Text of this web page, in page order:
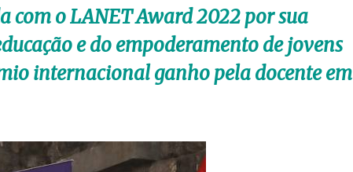
com o LANET Award 2022 por sua
e do empoderamento de jovens
internacional ganho pela docente em